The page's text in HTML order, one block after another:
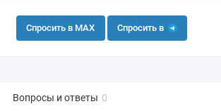
Спросить в MAX Спросить в
Вопросы и ответы 0